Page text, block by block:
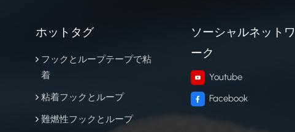
ホットタグ
フックとループテープで粘
着
粘着フックとループ
難燃性フックとループ
ソーシャルネットワ
ーク
Youtube
Facebook